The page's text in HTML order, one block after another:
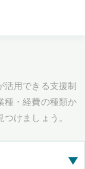
用できる支援制
種・経費の種類か
けましょう。
▶